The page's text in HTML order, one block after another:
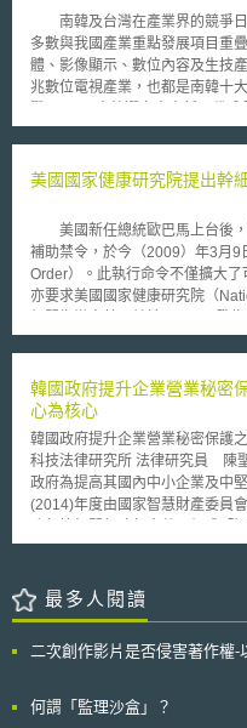
若含有或使用奈米材料，製造人
明。 歐洲議會是以633位之多數票一讀通過了該法案，不過也有29位投
票反對、11位放棄表示意見。 此
體認為應儘早實施該法案；歐洲
不予認同。 根據歐盟執委會評估，目前約有5%的化妝品使用奈米材
的發展，很多消費者團體抱怨立
南韓及台灣在產業界的競爭日
多數與我國產業重點發展項目重
體、影像顯示、數位內容及生技
兆數位電視產業，也都是南韓十
廣播、影像顯示、智慧型機器人
二○一二年為目標，以建立全球產
示、數位內容及生物科技，與目
內容及生物技術產業完全相同，
戰，未來在生技及數位內容產業
（薄膜電晶體液晶顯示器）為主
在二○○六年搶下全球第一大ＴＦ
美國國家健康研究院提出幹
美國新任總統歐巴馬上台後，
補助禁令，於今（2009）年3月
Order）。此執行命令不僅擴大了
亦要求美國國家健康研究院（
出了幹細胞研究指導方針草案。 草案除將持續補助使用成體幹細胞及
生殖目的之體外受精卵所衍生之
取得更多樣及不受汙染的人類幹
同意條約與流程做詳細的說明。
nuclear transfer）、單性生殖（
製造之胚胎等範疇之幹細胞，將無法接受
開放可受補助之範圍，但仍有些
助，故對利害關係人來說，還是
韓國政府提升企業營業秘密
心為核心
韓國政府提升企業營業秘密保護
科技法律研究所 法律研究員 陳聖薇 2014
政府為提高其國內中小企業及中
(2014)年度由國家智慧財產委員
何提高政府面對專利、商標、著
況，認為營業秘密雖然是企業的
流、營業秘密保護與我們公司無
保護中心[5]，主要任務為推廣營
況診斷」、「營業秘密標準管理
最多人閱讀
二次創作影片是否侵害著作權-
何謂「監理沙盒」？